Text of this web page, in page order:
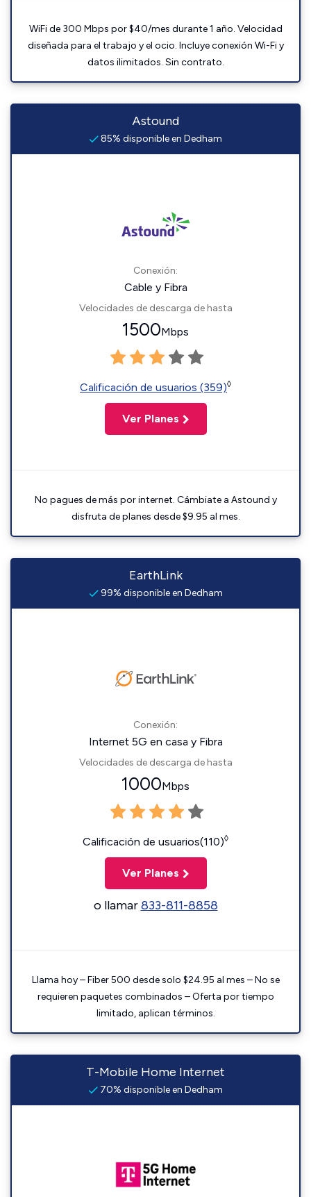
WiFi de 300 Mbps por $40/mes durante 1 año. Velocidad
diseñada para el trabajo y el ocio. Incluye conexión Wi-Fi y
datos ilimitados. Sin contrato.
Astound
85% disponible en Dedham
Conexión:
Cable y Fibra
Velocidades de descarga de hasta
1500Mbps
Calificación de usuarios (359)◊
Ver Planes
No pagues de más por internet. Cámbiate a Astound y
disfruta de planes desde $9.95 al mes.
EarthLink
99% disponible en Dedham
Conexión:
Internet 5G en casa y Fibra
Velocidades de descarga de hasta
1000Mbps
Calificación de usuarios(110)◊
Ver Planes
o llamar833-811-8858
Llama hoy – Fiber 500 desde solo $24.95 al mes – No se
requieren paquetes combinados – Oferta por tiempo
limitado, aplican términos.
T-Mobile Home Internet
70% disponible en Dedham